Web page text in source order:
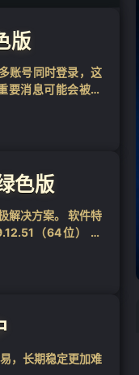
版
账号同时登录，这
要消息可能会被错
色版
解决方案。 软件特
（64位） 和
，长期稳定更加难